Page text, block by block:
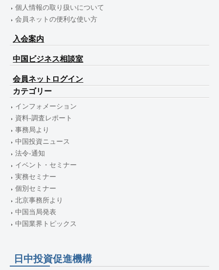
個人情報の取り扱いについて
会員ネットの便利な使い方
入会案内
中国ビジネス相談室
会員ネットログイン
カテゴリー
インフォメーション
資料-調査レポート
事務局より
中国投資ニュース
法令-通知
イベント・セミナー
実務セミナー
個別セミナー
北京事務所より
中国当局発表
中国業界トピックス
日中投資促進機構